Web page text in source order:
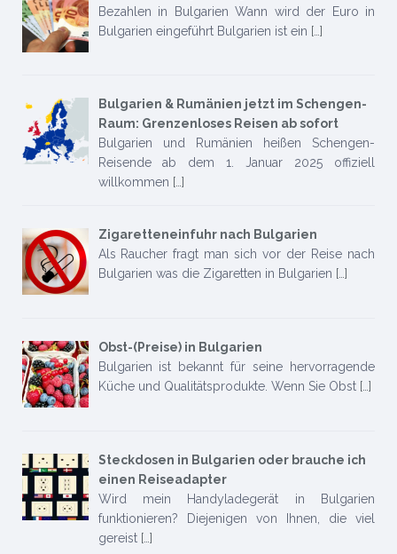
Bezahlen in Bulgarien Wann wird der Euro in
Bulgarien eingeführt Bulgarien ist ein […]
Bulgarien & Rumänien jetzt im Schengen-
Raum: Grenzenloses Reisen ab sofort
Bulgarien und Rumänien heißen Schengen-
Reisende ab dem 1. Januar 2025 offiziell
willkommen […]
Zigaretteneinfuhr nach Bulgarien
Als Raucher fragt man sich vor der Reise nach
Bulgarien was die Zigaretten in Bulgarien […]
Obst-(Preise) in Bulgarien
Bulgarien ist bekannt für seine hervorragende
Küche und Qualitätsprodukte. Wenn Sie Obst […]
Steckdosen in Bulgarien oder brauche ich
einen Reiseadapter
Wird mein Handyladegerät in Bulgarien
funktionieren? Diejenigen von Ihnen, die viel
gereist […]